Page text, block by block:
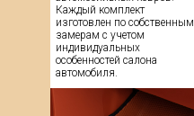
Каждый комплект
изготовлен по собственным
замерам с учетом
индивидуальных
особенностей салона
автомобиля.